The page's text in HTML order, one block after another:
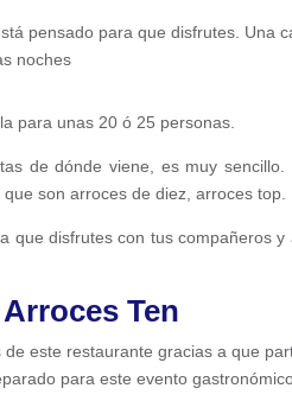
pensado para que disfrutes. Una
noches
para unas 20 ó 25 personas.
de dónde viene, es muy
son arroces de diez, arroces top.
que disfrutes con tus compañeros
Ten
este restaurante gracias a que
para este evento